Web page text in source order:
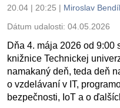
20.04 | 20:25 | Miroslav
Dátum udalosti: 04.05.2026
Dňa 4. mája 2026 od 9:00
knižnice Technickej
namakaný deň, teda deň
o vzdelávaní v IT,
bezpečnosti, IoT a o